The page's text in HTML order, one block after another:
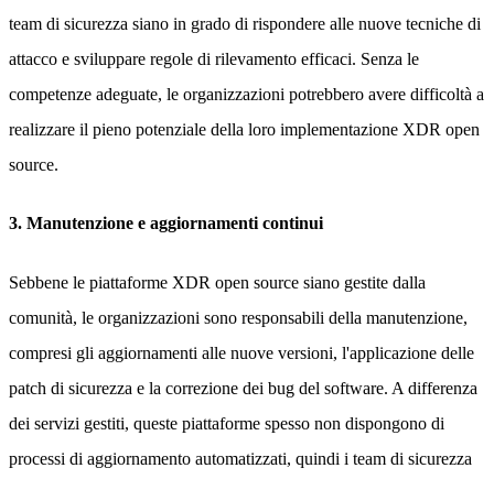
team di sicurezza siano in grado di rispondere alle nuove tecniche di
attacco e sviluppare regole di rilevamento efficaci. Senza le
competenze adeguate, le organizzazioni potrebbero avere difficoltà a
realizzare il pieno potenziale della loro implementazione XDR open
source.
3. Manutenzione e aggiornamenti continui
Sebbene le piattaforme XDR open source siano gestite dalla
comunità, le organizzazioni sono responsabili della manutenzione,
compresi gli aggiornamenti alle nuove versioni, l'applicazione delle
patch di sicurezza e la correzione dei bug del software. A differenza
dei servizi gestiti, queste piattaforme spesso non dispongono di
processi di aggiornamento automatizzati, quindi i team di sicurezza